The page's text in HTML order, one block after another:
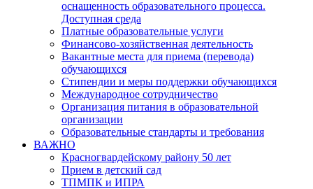
оснащенность образовательного процесса.
Доступная среда
Платные образовательные услуги
Финансово-хозяйственная деятельность
Вакантные места для приема (перевода)
обучающихся
Стипендии и меры поддержки обучающихся
Международное сотрудничество
Организация питания в образовательной
организации
Образовательные стандарты и требования
ВАЖНО
Красногвардейскому району 50 лет
Прием в детский сад
ТПМПК и ИПРА